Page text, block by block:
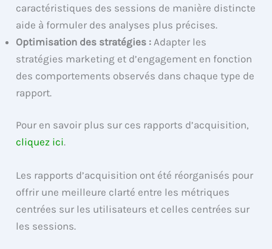
caractéristiques des sessions de manière distincte
aide à formuler des analyses plus précises.
Optimisation des stratégies : Adapter les
stratégies marketing et d’engagement en fonction
des comportements observés dans chaque type de
rapport.
Pour en savoir plus sur ces rapports d’acquisition,
cliquez ici.
Les rapports d’acquisition ont été réorganisés pour
offrir une meilleure clarté entre les métriques
centrées sur les utilisateurs et celles centrées sur
les sessions.